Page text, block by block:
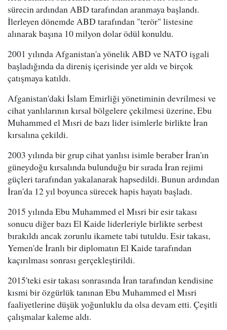
sürecin ardından ABD tarafından aranmaya başlandı.
İlerleyen dönemde ABD tarafından "terör" listesine
alınarak başına 10 milyon dolar ödül konuldu.
2001 yılında Afganistan'a yönelik ABD ve NATO işgali
başladığında da direniş içerisinde yer aldı ve birçok
çatışmaya katıldı.
Afganistan'daki İslam Emirliği yönetiminin devrilmesi ve
cihat yanlılarının kırsal bölgelere çekilmesi üzerine, Ebu
Muhammed el Mısri de bazı lider isimlerle birlikte İran
kırsalına çekildi.
2003 yılında bir grup cihat yanlısı isimle beraber İran'ın
güneydoğu kırsalında bulunduğu bir sırada İran rejimi
güçleri tarafından yakalanarak hapsedildi. Bunun ardından
İran'da 12 yıl boyunca sürecek hapis hayatı başladı.
2015 yılında Ebu Muhammed el Mısri bir esir takası
sonucu diğer bazı El Kaide liderleriyle birlikte serbest
bırakıldı ancak zorunlu ikamete tabi tutuldu. Esir takası,
Yemen'de İranlı bir diplomatın El Kaide tarafından
kaçırılması sonrası gerçekleştirildi.
2015'teki esir takası sonrasında İran tarafından kendisine
kısmi bir özgürlük tanınan Ebu Muhammed el Mısri
faaliyetlerine düşük yoğunluklu da olsa devam etti. Çeşitli
çalışmalar kaleme aldı.